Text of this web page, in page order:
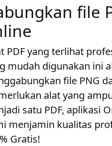
file
PDF yang terlihat
mudah digunakan ini
file PNG
alat yang
satu PDF, aplikasi
menjamin kualitas
Gratis!